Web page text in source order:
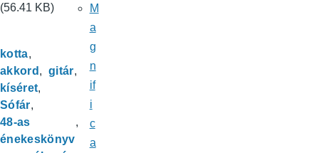
(56.41 KB)
kotta
akkord
gitár
kíséret
Sófár
48-as
énekeskönyv
M
a
g
n
if
i
c
a